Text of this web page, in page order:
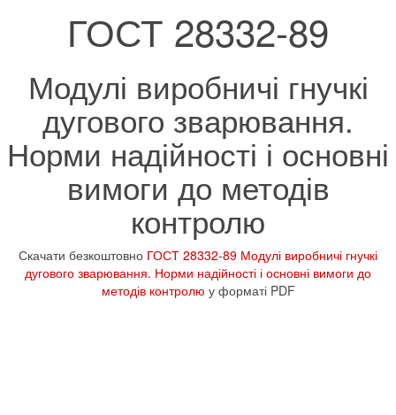
ГОСТ 28332-89
Модулі виробничі гнучкі
дугового зварювання.
Норми надійності і основні
вимоги до методів
контролю
Скачати безкоштовно ГОСТ 28332-89 Модулі виробничі гнучкі
дугового зварювання. Норми надійності і основні вимоги до
методів контролю у форматі PDF